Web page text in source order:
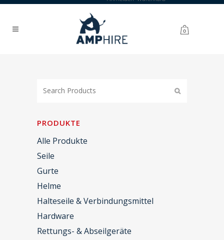
0
PRODUKTE
Alle Produkte
Seile
Gurte
Helme
Halteseile & Verbindungsmittel
Hardware
Rettungs- & Abseilgeräte